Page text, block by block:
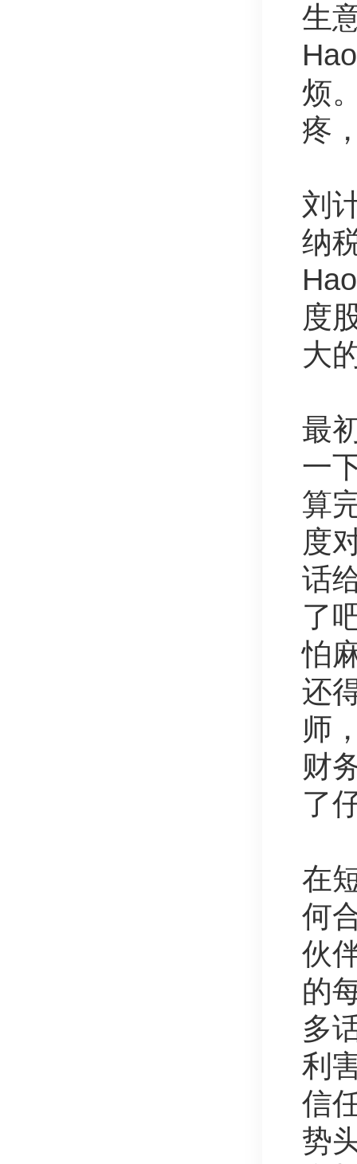
生
烦
疼
刘
纳
度
大
最
一
算
度
话
了
怕
还
师
财
了
在
何
伙
的
多
利
信
势